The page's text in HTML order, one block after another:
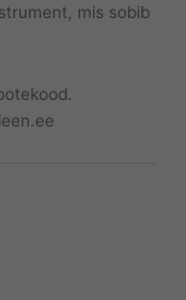
mis sobib